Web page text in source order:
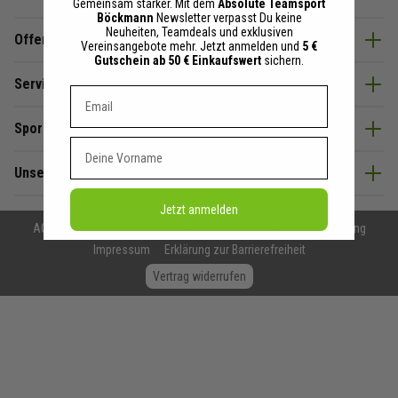
Offenes Ohr & Beratung
Service
SportBöckmann
Unsere Partner
AGB Datenschutzerklärung Widerrufsrecht
Cookie Erklärung
Impressum
Erklärung zur Barrierefreiheit
Vertrag widerrufen
Gemeinsam stärker. Mit dem Absolute Teamsport
Böckmann Newsletter verpasst Du keine
Neuheiten, Teamdeals und exklusiven
Vereinsangebote mehr. Jetzt anmelden und 5 €
Gutschein ab 50 € Einkaufswert sichern.
Dein E-mail Adresse
Vorname
Jetzt anmelden